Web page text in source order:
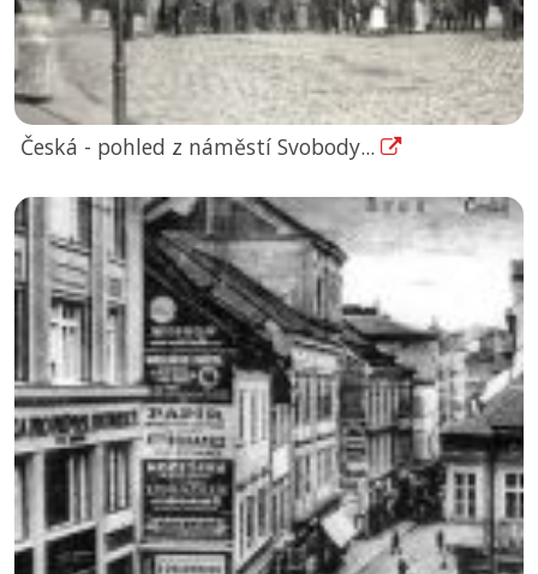
Česká - pohled z náměstí Svobody...